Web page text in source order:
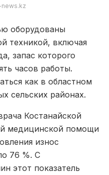
оборудованы
техникой, включая
запас которого
часов работы.
как в областном
сельских районах.
Костанайской
медицинской помощи
износ
76 %. С
этот показатель